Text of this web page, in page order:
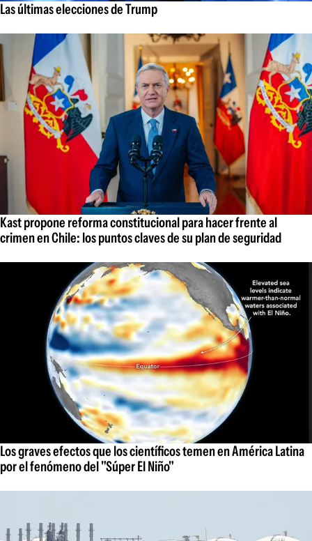
Las últimas elecciones de Trump
Kast propone reforma constitucional para hacer frente al
crimen en Chile: los puntos claves de su plan de seguridad
Los graves efectos que los científicos temen en América Latina
por el fenómeno del "Súper El Niño"